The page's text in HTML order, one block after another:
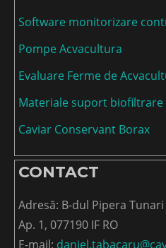
Software monitorizare
Pompe Acvacultura
Evaluare Ferme de
Materiale suport biofiltrare
Caviar Conservant Borax
CONTACT
Adresă: B-dul Pipera
Ap. 1, 077190 IF RO
E-mail: